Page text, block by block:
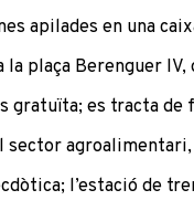
apilades en una
plaça Berenguer
gratuïta; es tracta
l’estació de